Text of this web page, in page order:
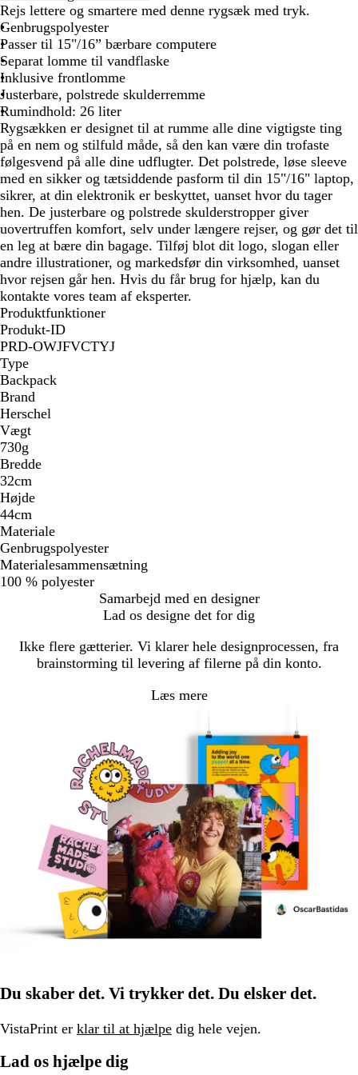
r
t
å
m
e
l
e
r
e
t
r
i
n
e
b
l
å
d
g
u
l
d
f
a
r
v
e
t
Rejs lettere og smartere med denne rygsæk med tryk.
Genbrugspolyester
Passer til 15"/16” bærbare computere
Separat lomme til vandflaske
Inklusive frontlomme
Justerbare, polstrede skulderremme
Rumindhold: 26 liter
Rygsækken er designet til at rumme alle dine vigtigste ting
på en nem og stilfuld måde, så den kan være din trofaste
følgesvend på alle dine udflugter. Det polstrede, løse sleeve
med en sikker og tætsiddende pasform til din 15"/16" laptop,
sikrer, at din elektronik er beskyttet, uanset hvor du tager
hen. De justerbare og polstrede skulderstropper giver
uovertruffen komfort, selv under længere rejser, og gør det til
en leg at bære din bagage. Tilføj blot dit logo, slogan eller
andre illustrationer, og markedsfør din virksomhed, uanset
hvor rejsen går hen. Hvis du får brug for hjælp, kan du
kontakte vores team af eksperter.
Produktfunktioner
Produkt-ID
PRD-OWJFVCTYJ
Type
Backpack
Brand
Herschel
Vægt
730g
Bredde
32cm
Højde
44cm
Materiale
Genbrugspolyester
Materialesammensætning
100 % polyester
Samarbejd med en designer
Lad os designe det for dig
Ikke flere gætterier. Vi klarer hele designprocessen, fra
brainstorming til levering af filerne på din konto.
Læs mere
Du skaber det. Vi trykker det. Du elsker det.
VistaPrint er klar til at hjælpe dig hele vejen.
Lad os hjælpe dig